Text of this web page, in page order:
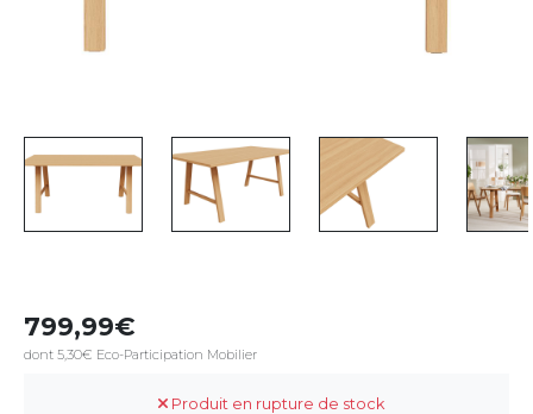
799,99
dont 5,30€ Eco-Participation Mobilier
Produit en rupture de stock